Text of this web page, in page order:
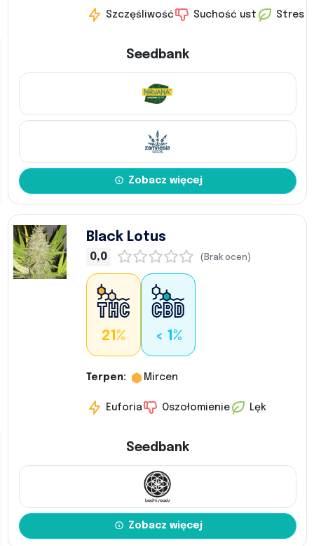
Szczęśliwość Suchość ust Stres
Seedbank
Zobacz więcej
Black Lotus
0,0 (Brak ocen)
21% < 1%
Terpen: Mircen
Euforia Oszołomienie Lęk
Seedbank
Zobacz więcej